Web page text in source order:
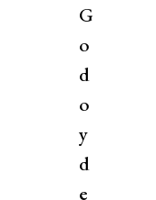
G
o
d
o
y
d
e